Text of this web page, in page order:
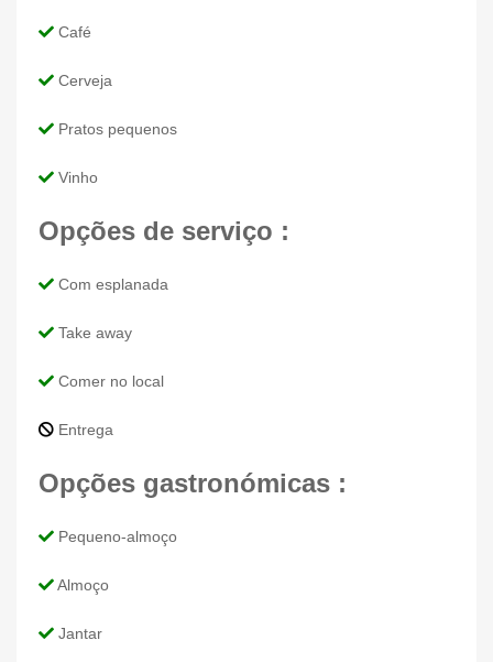
Café
Cerveja
Pratos pequenos
Vinho
Opções de serviço :
Com esplanada
Take away
Comer no local
Entrega
Opções gastronómicas :
Pequeno-almoço
Almoço
Jantar